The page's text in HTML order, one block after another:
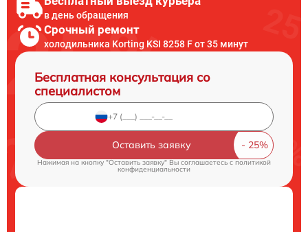
в день обращения
Срочный ремонт
холодильника Korting KSI 8258 F от 35 минут
Бесплатная консультация со
специалистом
Оставить заявку
Нажимая на кнопку "Оставить заявку" Вы соглашаетесь cполитикой
конфиденциальности